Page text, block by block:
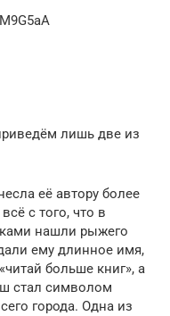
лишь две из
её автору более
с того, что в
нашли рыжего
ему длинное имя,
больше книг», а
стал символом
города. Одна из